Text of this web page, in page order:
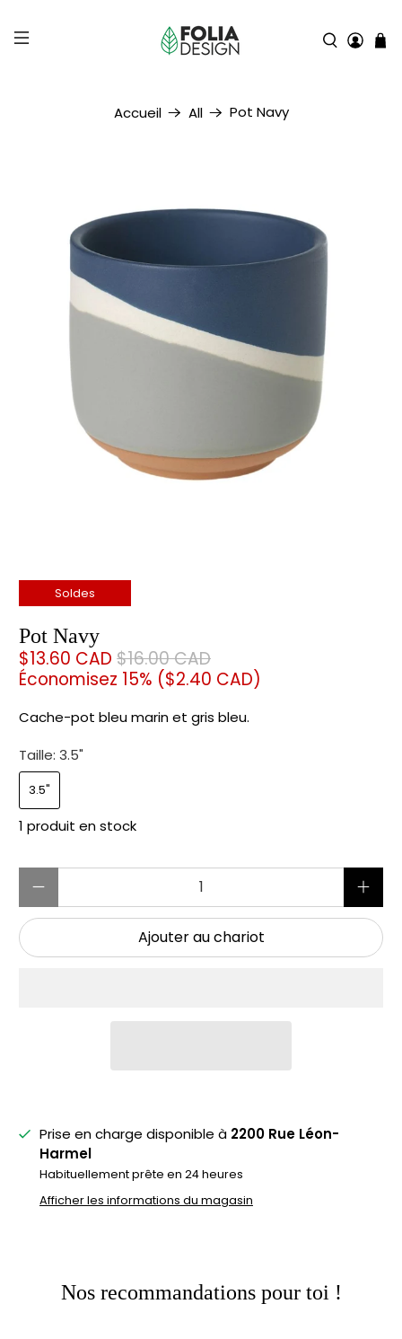
Accueil All Pot Navy
Soldes
Pot Navy
$13.60 CAD $16.00 CAD
Économisez 15% ($2.40 CAD)
Cache-pot bleu marin et gris bleu.
Taille:3.5"
3.5"
1 produit en stock
Ajouter au chariot
Prise en charge disponible à 2200 Rue Léon-
Harmel
Habituellement prête en 24 heures
Afficher les informations du magasin
Nos recommandations pour toi !